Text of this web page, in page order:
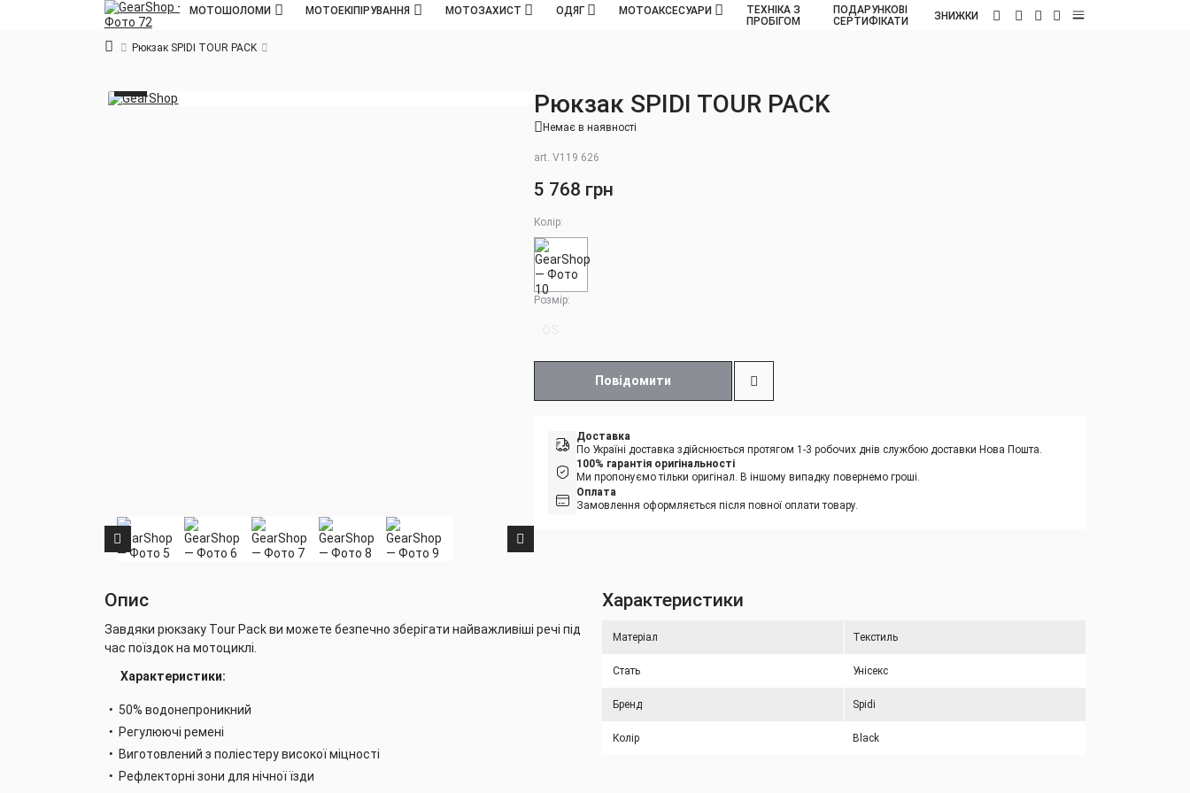
МОТОШОЛОМИ МОТОЕКІПІРУВАННЯ МОТОЗАХИСТ ОДЯГ МОТОАКСЕСУАРИ
ТЕХНІКА З
ПРОБІГОМ
ПОДАРУНКОВІ
СЕРТИФІКАТИ
ЗНИЖКИ
UA
Рюкзак SPIDI TOUR PACK
Рюкзак SPIDI TOUR PACK
Немає в наявності
art. V119 626
5 768 грн
Колір:
Розмір:
Повідомити
Доставка
По Україні доставка здійснюється протягом 1-3 робочих днів службою доставки Нова Пошта.
100% гарантія оригінальності
Ми пропонуємо тільки оригінал. В іншому випадку повернемо гроші.
Оплата
Замовлення оформляється після повної оплати товару.
Опис
Завдяки рюкзаку Tour Pack ви можете безпечно зберігати найважливіші речі під
час поїздок на мотоциклі.
Характеристики:
50% водонепроникний
Регулюючі ремені
Виготовлений з поліестеру високої міцності
Рефлекторні зони для нічної їзди
Характеристики
Матеріал Текстиль
Стать Унісекс
Бренд Spidi
Колір Black